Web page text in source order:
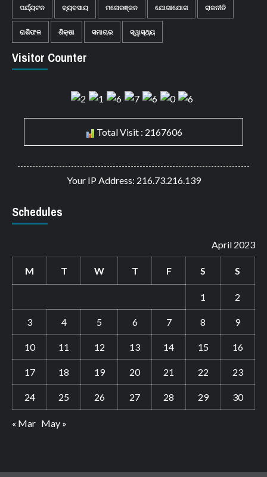
ପର୍ଯ୍ୟଟନ ବ୍ୟବସାୟ ମନୋରଞ୍ଜନ ଯୋଗାଯୋଗ ରାଜନୀତି
ରାଶିଫଳ ଶିକ୍ଷା ସମାଚାର ସ୍ୱାସ୍ଥ୍ୟ
Visitor Counter
Total Visit : 2167606
Your IP Address: 216.73.216.139
Schedules
April 2023
M T W T F S S
1 2
3 4 5 6 7 8 9
10 11 12 13 14 15 16
17 18 19 20 21 22 23
24 25 26 27 28 29 30
« Mar May »